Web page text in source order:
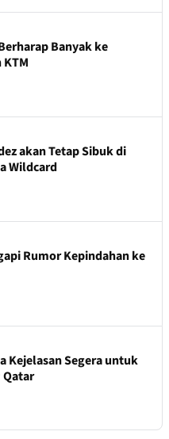
Banyak ke
akan Tetap Sibuk di
Wildcard
Rumor Kepindahan ke
Kejelasan Segera untuk
Qatar